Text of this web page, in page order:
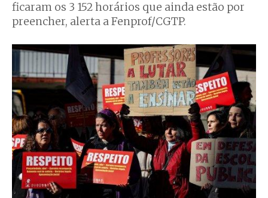
ficaram os 3 152 horários que ainda estão por
preencher, alerta a Fenprof/CGTP.